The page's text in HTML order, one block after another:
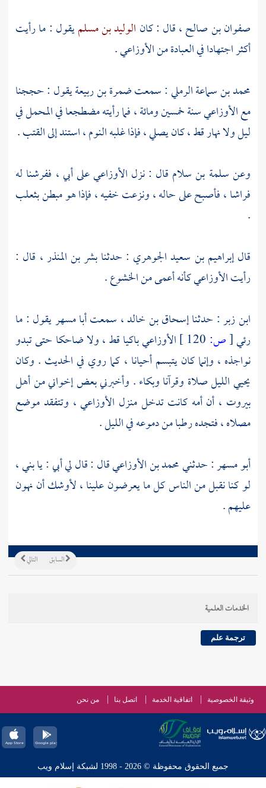
صفوان بن صالح، قال : كان الوليد بن مسلميقول : ما رأيت
أكثر اجتهادا في العبادة منالأوزاعي.
محمد بن سماعة الرملي: سمعتضمرة بن ربيعةيقول : حججنا
معالأوزاعيسنة خمسين ومائة ، فما رأيته مضطجعا في المحمل في
ليل ولا نهار قط ، كان يصلي ، فإذا غلبه النوم ، استند إلى القتب .
وعنسلمة بن سلام قال : نزل الأوزاعيعلى أبي ، ففرشنا له
فراشا ، فأصبح على حاله ، ونزعت خفيه ، فإذا هو مبطن بثعلب
.
قالإبراهيم بن سعيد الجوهري : حدثنابشر بن المنذر، قال :
رأيتالأوزاعيكأنه أعمى من الخشوع .
ابن زبر: حدثناإسحاق بن خالد، سمعتأبا مسهريقول : ما
رئي[ص: الأوزاعيباكيا قط ، ولا ضاحكا حتى تبدو
نواجذه ، وإنما كان يتبسم أحيانا ، كما روي في الحديث . وكان
يحيي الليل صلاة وقرآنا وبكاء . وأخبرني بعض إخواني من أهل
بيروت ، أن أمه كانت تدخل منزل الأوزاعي، وتتفقد موضع
مصلاه ، فتجده رطبا من دموعه في الليل .
أبو مسهر: حدثنيمحمد بن الأوزاعيقال : قال لي أبي : يا بني ،
لو كنا نقبل من الناس كل ما يعرضون علينا ، لأوشك أن نهون
عليهم .
التالي السابق
الخدمات العلمية
ترجمة علم
وثيقة الخصوصية اتفاقية الخدمة اتصل بنا من نحن
جميع الحقوق محفوظة © 2026 - 1998 لشبكة إسلام ويب